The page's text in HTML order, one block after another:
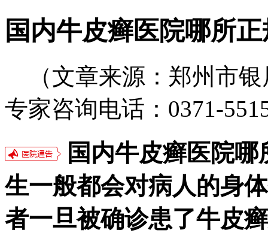
国内牛皮癣医院哪所
（文章来源：郑州市
专家咨询电话：0371-
国内牛皮癣医院
生一般都会对病人的身
者一旦被确诊患了牛皮